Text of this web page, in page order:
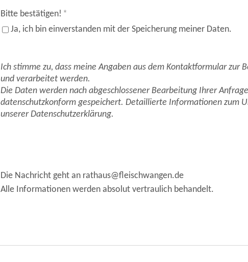
Bitte bestätigen! *
Ja, ich bin einverstanden mit der Speicherung meiner Daten.
Ich stimme zu, dass meine Angaben aus dem Kontaktformular zur
und verarbeitet werden.
Die Daten werden nach abgeschlossener Bearbeitung Ihrer
datenschutzkonform gespeichert. Detaillierte Informationen zum
unserer Datenschutzerklärung.
Die Nachricht geht an rathaus@fleischwangen.de
Alle Informationen werden absolut vertraulich behandelt.